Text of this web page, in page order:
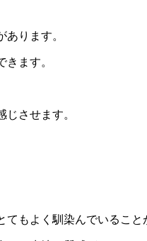
ります。
ます。
させます。
もよく馴染んでいること